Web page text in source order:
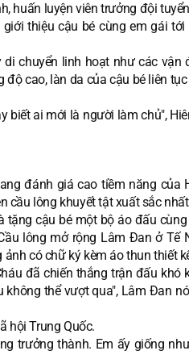
huấn luyện viên trưởng đội
thiệu cậu bé cùng em gái tới
chuyển linh hoạt như các vận
cao, làn da của cậu bé liên
biết ai mới là người làm chủ",
đánh giá cao tiềm năng của
cầu lông khuyết tật xuất sắc
tặng cậu bé một bộ áo đấu
lông mở rộng Lâm Đan ở Tế
có chữ ký kèm áo thun thiết
đã chiến thắng trận đấu khó
thể vượt qua", Lâm Đan
hội Trung Quốc.
trưởng thành. Em ấy giống